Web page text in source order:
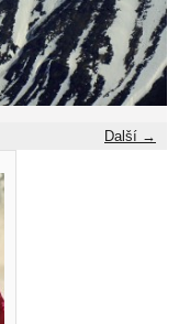
Další →